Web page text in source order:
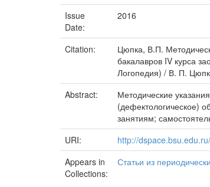
Issue
Date:
2016
Citation:
Цюпка, В.П.
бакалавров IV курса
Логопедия) / В. П.
Abstract:
Методические
(дефектологическое)
занятиям;
URI:
http://
Appears in
Collections:
Статьи из